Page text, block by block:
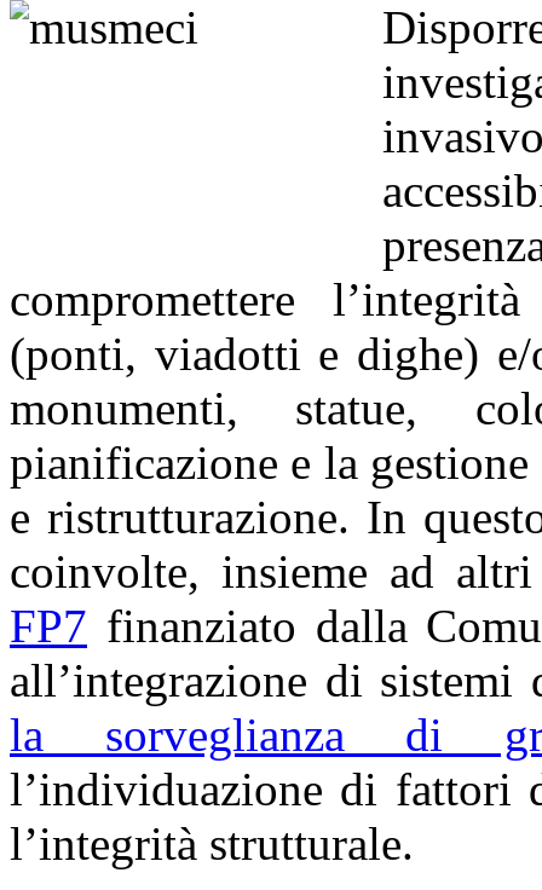
compromettere
(ponti, viadotti e dighe)
monumenti, statue,
pianificazione e la
e ristrutturazione. In
coinvolte, insieme ad
FP7 finanziato dalla
all’integrazione di
la sorveglianza di
l’individuazione di fattori
l’integrità strutturale.